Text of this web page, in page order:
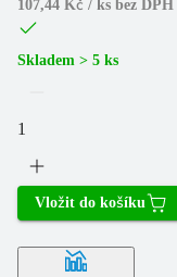
107,44 Kč / ks bez DPH
Skladem > 5 ks
Vložit do košíku